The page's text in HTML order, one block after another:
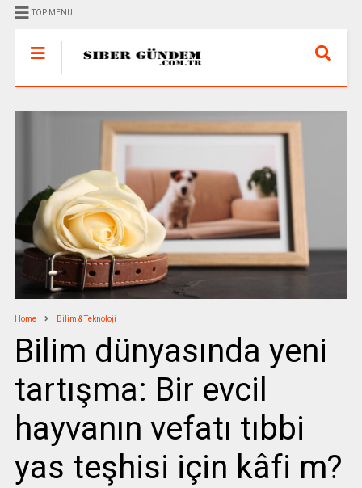
TOP MENU
Home Bilim & Teknoloji
Bilim dünyasında yeni
tartışma: Bir evcil
hayvanın vefatı tıbbi
yas teşhisi için kâfi m?